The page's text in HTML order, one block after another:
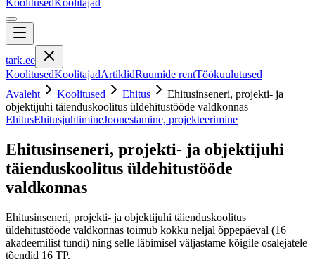
KoolitusedKoolitajad
tark.ee
KoolitusedKoolitajadArtiklidRuumide rentTöökuulutused
Avaleht
Koolitused Ehitus
Ehitusinseneri, projekti- ja
objektijuhi täienduskoolitus üldehitustööde valdkonnas
EhitusEhitusjuhtimineJoonestamine, projekteerimine
Ehitusinseneri, projekti- ja objektijuhi
täienduskoolitus üldehitustööde
valdkonnas
Ehitusinseneri, projekti- ja objektijuhi täienduskoolitus
üldehitustööde valdkonnas toimub kokku neljal õppepäeval (16
akadeemilist tundi) ning selle läbimisel väljastame kõigile osalejatele
tõendid 16 TP.